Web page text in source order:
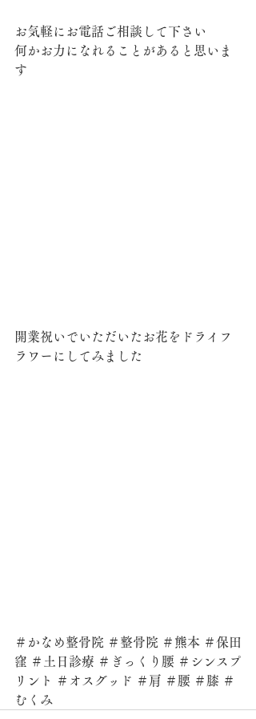
お気軽にお電話ご相談して下さい
何かお力になれることがあると思いま
す
開業祝いでいただいたお花をドライフ
ラワーにしてみました
＃かなめ整骨院 ＃整骨院 ＃熊本 ＃保田
窪 ＃土日診療 ＃ぎっくり腰 ＃シンスプ
リント ＃オスグッド ＃肩 ＃腰 ＃膝 ＃
むくみ